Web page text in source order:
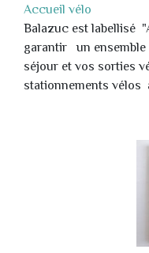
Accueil vélo
Balazuc est labellisé
garantir un
séjour et vos sorties
stationnements vélos